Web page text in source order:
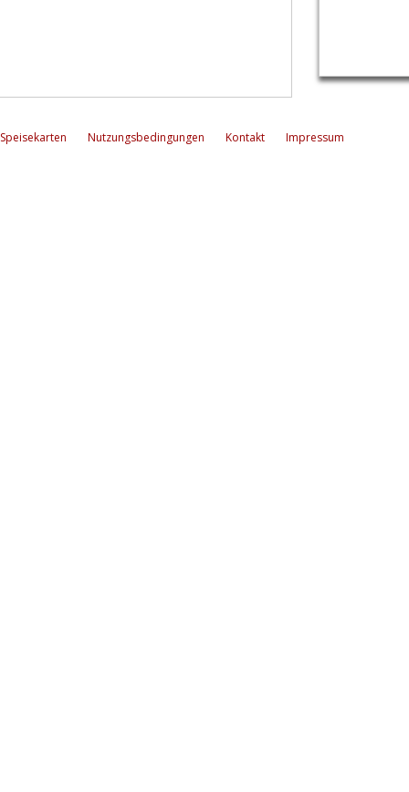
Speisekarten Nutzungsbedingungen Kontakt Impressum